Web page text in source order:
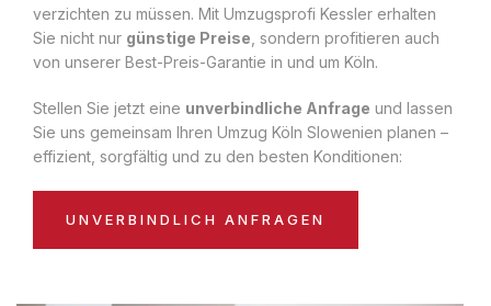
verzichten zu müssen. Mit Umzugsprofi Kessler erhalten
Sie nicht nur günstige Preise , sondern profitieren auch
von unserer Best-Preis-Garantie in und um Köln.
Stellen Sie jetzt eine unverbindliche Anfrage und lassen
Sie uns gemeinsam Ihren Umzug Köln Slowenien planen –
effizient, sorgfältig und zu den besten Konditionen:
UNVERBINDLICH ANFRAGEN